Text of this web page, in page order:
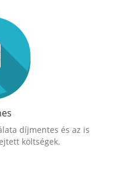
díjmentes és az is
költségek.